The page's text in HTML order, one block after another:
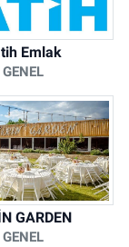
Emlak
GENEL
GARDEN
GENEL